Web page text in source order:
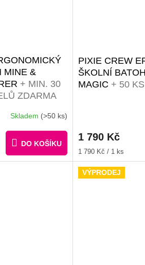
MINE &
+ MIN. 30
ZDARMA
Skladem (>50 ks)
DO KOŠÍKU
PIXIE CREW
ŠKOLNÍ
MAGIC + 50
1 790 Kč
Měrná
cena:
1 790 Kč / 1 ks
VÝPRODEJ